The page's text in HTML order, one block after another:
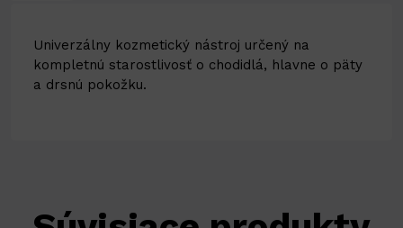
Univerzálny kozmetický nástroj určený na
kompletnú starostlivosť o chodidlá, hlavne o päty
a drsnú pokožku.